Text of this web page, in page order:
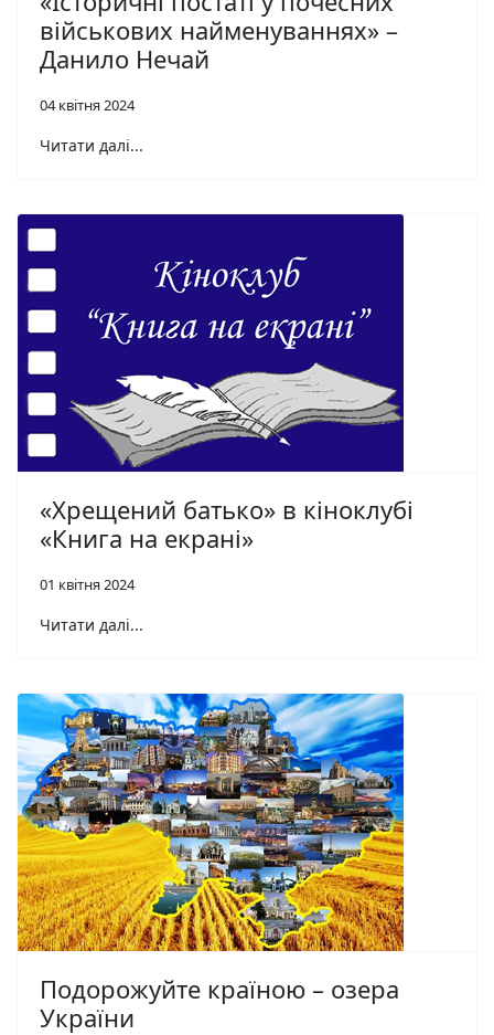
військових найменуваннях» –
Данило Нечай
04 квітня 2024
Читати далі...
«Хрещений батько» в кіноклубі
«Книга на екрані»
01 квітня 2024
Читати далі...
Подорожуйте країною – озера
України